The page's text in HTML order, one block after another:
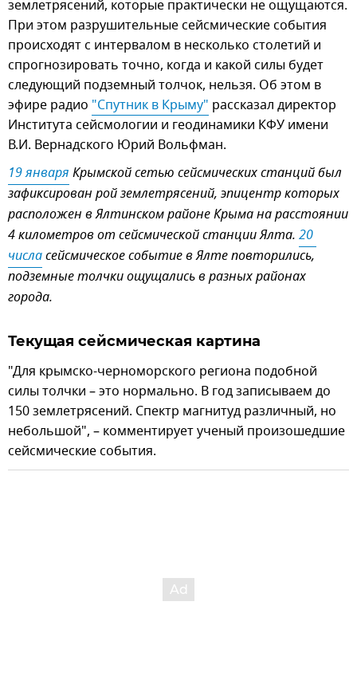
землетрясений, которые практически не ощущаются.
При этом разрушительные сейсмические события
происходят с интервалом в несколько столетий и
спрогнозировать точно, когда и какой силы будет
следующий подземный толчок, нельзя. Об этом в
эфире радио "Спутник в Крыму" рассказал директор
Института сейсмологии и геодинамики КФУ имени
В.И. Вернадского Юрий Вольфман.
19 январяКрымской сетью сейсмических станций был
зафиксирован рой землетрясений, эпицентр которых
расположен в Ялтинском районе Крыма на расстоянии
4 километров от сейсмической станции Ялта.20
числасейсмическое событие в Ялте повторились,
подземные толчки ощущались в разных районах
города.
Текущая сейсмическая картина
"Для крымско-черноморского региона подобной
силы толчки – это нормально. В год записываем до
150 землетрясений. Спектр магнитуд различный, но
небольшой", – комментирует ученый произошедшие
сейсмические события.